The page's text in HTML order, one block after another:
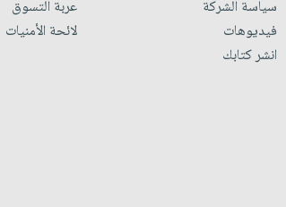
كتابك
تواصل
سياسة الشركة
فيديوهات
انشر كتابك
عربة التسوق
لائحة الأمنيات